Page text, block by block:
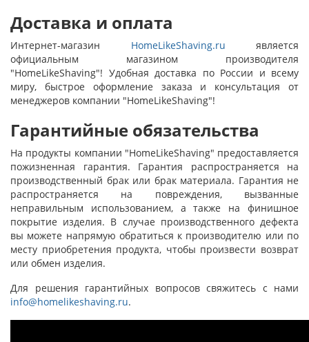
Доставка и оплата
Интернет-магазин HomeLikeShaving.ru является
официальным магазином производителя
"HomeLikeShaving"! Удобная доставка по России и всему
миру, быстрое оформление заказа и консультация от
менеджеров компании "HomeLikeShaving"!
Гарантийные обязательства
На продукты компании "HomeLikeShaving" предоставляется
пожизненная гарантия. Гарантия распространяется на
производственный брак или брак материала. Гарантия не
распространяется на повреждения, вызванные
неправильным использованием, а также на финишное
покрытие изделия. В случае производственного дефекта
вы можете напрямую обратиться к производителю или по
месту приобретения продукта, чтобы произвести возврат
или обмен изделия.
Для решения гарантийных вопросов свяжитесь с нами
info@homelikeshaving.ru.